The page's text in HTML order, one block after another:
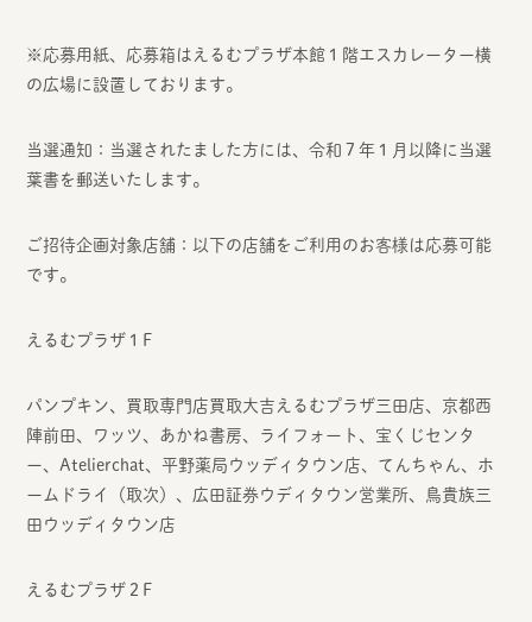
※応募用紙、応募箱はえるむプラザ本館１階エスカレーター横
の広場に設置しております。
当選通知：当選されたました方には、令和７年１月以降に当選
葉書を郵送いたします。
ご招待企画対象店舗：以下の店舗をご利用のお客様は応募可能
です。
えるむプラザ１F
パンプキン、買取専門店買取大吉えるむプラザ三田店、京都西
陣前田、ワッツ、あかね書房、ライフォート、宝くじセンタ
ー、Atelierchat、平野薬局ウッディタウン店、てんちゃん、ホ
ームドライ（取次）、広田証券ウディタウン営業所、鳥貴族三
田ウッディタウン店
えるむプラザ２F